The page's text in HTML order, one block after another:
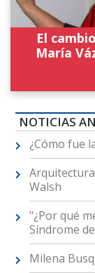
El
María
NOTICIAS
¿Cómo fue
Walsh
"¿Por qué
Síndrome
Milena